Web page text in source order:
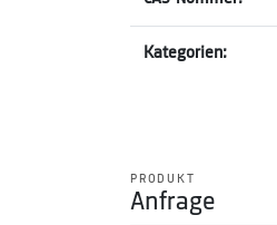
Kategorien:
PRODUKT
Anfrage